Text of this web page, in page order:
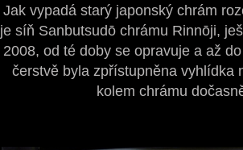
Jak vypadá starý japonský chrám
je síň Sanbutsudō chrámu Rinnōji,
2008, od té doby se opravuje a až
čerstvě byla zpřístupněna vyhlídka
kolem chrámu